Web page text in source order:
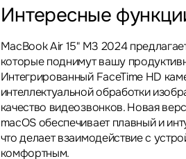
Интересные
MacBook Air 15" M3 2024
которые поднимут вашу
Интегрированный FaceTime HD
интеллектуальной обработки
качество видеозвонков. Новая
macOS обеспечивает плавный и
что делает взаимодействие с
комфортным.